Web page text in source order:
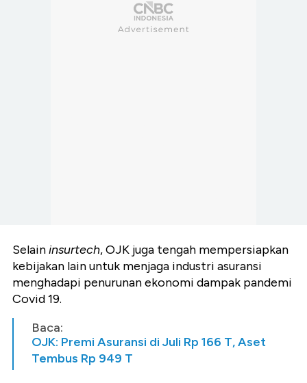
Selaininsurtech, OJK juga tengah mempersiapkan
kebijakan lain untuk menjaga industri asuransi
menghadapi penurunan ekonomi dampak pandemi
Covid 19.
Baca:
OJK: Premi Asuransi di Juli Rp 166 T, Aset
Tembus Rp 949 T